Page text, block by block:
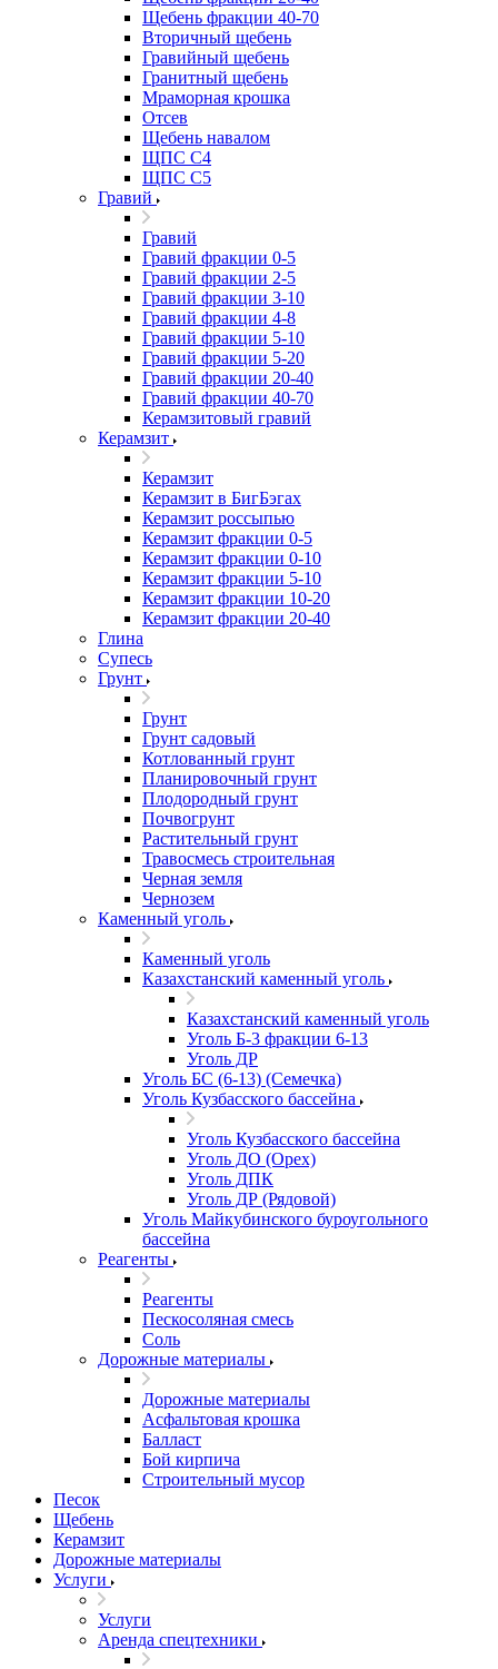
Щебень фракции 40-70
Вторичный щебень
Гравийный щебень
Гранитный щебень
Мраморная крошка
Отсев
Щебень навалом
ЩПС С4
ЩПС С5
Гравий
Гравий
Гравий фракции 0-5
Гравий фракции 2-5
Гравий фракции 3-10
Гравий фракции 4-8
Гравий фракции 5-10
Гравий фракции 5-20
Гравий фракции 20-40
Гравий фракции 40-70
Керамзитовый гравий
Керамзит
Керамзит
Керамзит в БигБэгах
Керамзит россыпью
Керамзит фракции 0-5
Керамзит фракции 0-10
Керамзит фракции 5-10
Керамзит фракции 10-20
Керамзит фракции 20-40
Глина
Супесь
Грунт
Грунт
Грунт садовый
Котлованный грунт
Планировочный грунт
Плодородный грунт
Почвогрунт
Растительный грунт
Травосмесь строительная
Черная земля
Чернозем
Каменный уголь
Каменный уголь
Казахстанский каменный уголь
Казахстанский каменный уголь
Уголь Б-3 фракции 6-13
Уголь ДР
Уголь БС (6-13) (Семечка)
Уголь Кузбасского бассейна
Уголь Кузбасского бассейна
Уголь ДО (Орех)
Уголь ДПК
Уголь ДР (Рядовой)
Уголь Майкубинского буроугольного
бассейна
Реагенты
Реагенты
Пескосоляная смесь
Соль
Дорожные материалы
Дорожные материалы
Асфальтовая крошка
Балласт
Бой кирпича
Строительный мусор
Песок
Щебень
Керамзит
Дорожные материалы
Услуги
Услуги
Аренда спецтехники